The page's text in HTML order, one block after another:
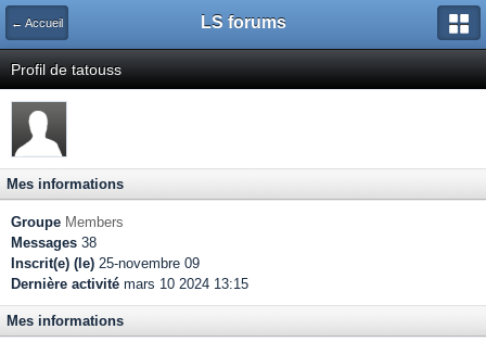
← Accueil LS forums
Profil de tatouss
Mes informations
Groupe Members
Messages 38
Inscrit(e) (le) 25-novembre 09
Dernière activité mars 10 2024 13:15
Mes informations